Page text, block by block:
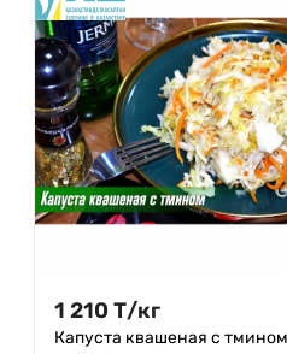
1 210 Т/кг
Капуста квашеная с